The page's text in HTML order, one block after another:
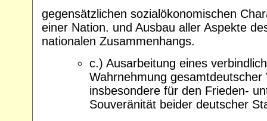
gegensätzlichen sozialökonomischen
einer Nation. und Ausbau aller Aspekte
nationalen Zusammenhangs.
c.) Ausarbeitung eines
Wahrnehmung gesamtdeutscher
insbesondere für den Frieden-
Souveränität beider deutscher